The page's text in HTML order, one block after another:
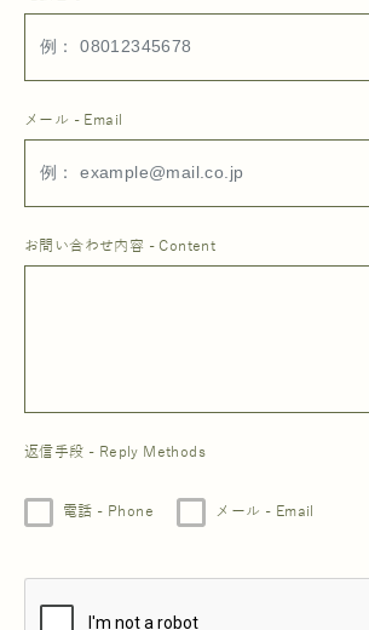
メール - Email
お問い合わせ内容 - Content
返信手段 - Reply Methods
電話 - Phone メール - Email